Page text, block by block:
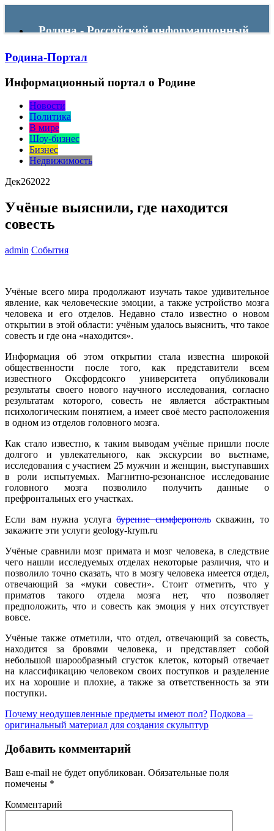
Родина - Российский информационный
портал
Родина-Портал
Информационный портал о Родине
Новости
Политика
В мире
Шоу-бизнес
Бизнес
Недвижимость
Дек262022
Учёные выяснили, где находится
совесть
admin События
Учёные всего мира продолжают изучать такое удивительное
явление, как человеческие эмоции, а также устройство мозга
человека и его отделов. Недавно стало известно о новом
открытии в этой области: учёным удалось выяснить, что такое
совесть и где она «находится».
Информация об этом открытии стала известна широкой
общественности после того, как представители всем
известного Оксфордсокго университета опубликовали
результаты своего нового научного исследования, согласно
результатам которого, совесть не является абстрактным
психологическим понятием, а имеет своё место расположения
в одном из отделов головного мозга.
Как стало известно, к таким выводам учёные пришли после
долгого и увлекательного, как экскурсии во вьетнаме,
исследования с участием 25 мужчин и женщин, выступавших
в роли испытуемых. Магнитно-резонансное исследование
головного мозга позволило получить данные о
префронтальных его участках.
Если вам нужна услугабурение симферопольскважин, то
закажите эти услуги geology-krym.ru
Учёные сравнили мозг примата и мозг человека, в следствие
чего нашли исследуемых отделах некоторые различия, что и
позволило точно сказать, что в мозгу человека имеется отдел,
отвечающий за «муки совести». Стоит отметить, что у
приматов такого отдела мозга нет, что позволяет
предположить, что и совесть как эмоция у них отсутствует
вовсе.
Учёные также отметили, что отдел, отвечающий за совесть,
находится за бровями человека, и представляет собой
небольшой шарообразный сгусток клеток, который отвечает
на классификацию человеком своих поступков и разделение
их на хорошие и плохие, а также за ответственность за эти
поступки.
Почему неодушевленные предметы имеют пол? Подкова –
оригинальный материал для создания скульптур
Добавить комментарий
Ваш e-mail не будет опубликован. Обязательные поля
помечены *
Комментарий